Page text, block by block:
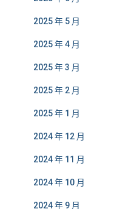
2025 年 5 月
2025 年 4 月
2025 年 3 月
2025 年 2 月
2025 年 1 月
2024 年 12 月
2024 年 11 月
2024 年 10 月
2024 年 9 月